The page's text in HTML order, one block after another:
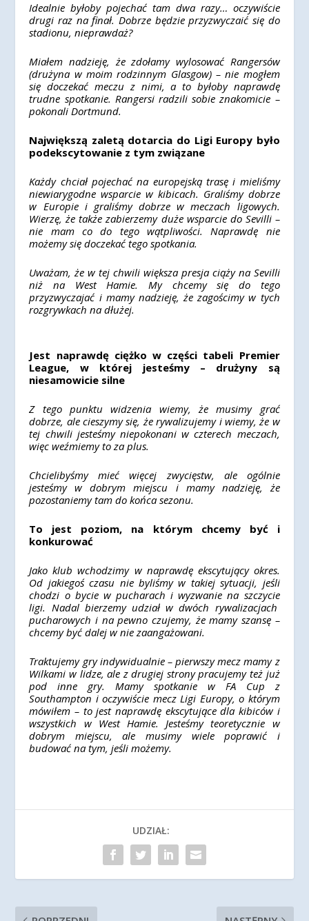
Idealnie byłoby pojechać tam dwa razy… oczywiście
drugi raz na finał. Dobrze będzie przyzwyczaić się do
stadionu, nieprawdaż?
Miałem nadzieję, że zdołamy wylosować Rangersów
(drużyna w moim rodzinnym Glasgow) – nie mogłem
się doczekać meczu z nimi, a to byłoby naprawdę
trudne spotkanie. Rangersi radzili sobie znakomicie –
pokonali Dortmund.
Największą zaletą dotarcia do Ligi Europy było
podekscytowanie z tym związane
Każdy chciał pojechać na europejską trasę i mieliśmy
niewiarygodne wsparcie w kibicach. Graliśmy dobrze
w Europie i graliśmy dobrze w meczach ligowych.
Wierzę, że także zabierzemy duże wsparcie do Sevilli –
nie mam co do tego wątpliwości. Naprawdę nie
możemy się doczekać tego spotkania.
Uważam, że w tej chwili większa presja ciąży na Sevilli
niż na West Hamie. My chcemy się do tego
przyzwyczajać i mamy nadzieję, że zagościmy w tych
rozgrywkach na dłużej.
Jest naprawdę ciężko w części tabeli Premier
League, w której jesteśmy – drużyny są
niesamowicie silne
Z tego punktu widzenia wiemy, że musimy grać
dobrze, ale cieszymy się, że rywalizujemy i wiemy, że w
tej chwili jesteśmy niepokonani w czterech meczach,
więc weźmiemy to za plus.
Chcielibyśmy mieć więcej zwycięstw, ale ogólnie
jesteśmy w dobrym miejscu i mamy nadzieję, że
pozostaniemy tam do końca sezonu.
To jest poziom, na którym chcemy być i
konkurować
Jako klub wchodzimy w naprawdę ekscytujący okres.
Od jakiegoś czasu nie byliśmy w takiej sytuacji, jeśli
chodzi o bycie w pucharach i wyzwanie na szczycie
ligi. Nadal bierzemy udział w dwóch rywalizacjach
pucharowych i na pewno czujemy, że mamy szansę –
chcemy być dalej w nie zaangażowani.
Traktujemy gry indywidualnie – pierwszy mecz mamy z
Wilkami w lidze, ale z drugiej strony pracujemy też już
pod inne gry. Mamy spotkanie w FA Cup z
Southampton i oczywiście mecz Ligi Europy, o którym
mówiłem – to jest naprawdę ekscytujące dla kibiców i
wszystkich w West Hamie. Jesteśmy teoretycznie w
dobrym miejscu, ale musimy wiele poprawić i
budować na tym, jeśli możemy.
UDZIAŁ: